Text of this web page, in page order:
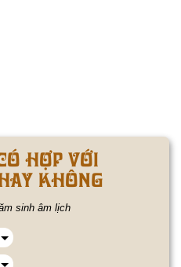
HỢP VỚI
KHÔNG
sinh âm lịch